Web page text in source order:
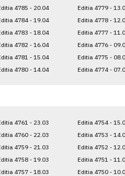
4785 - 20.04
4784 - 19.04
4783 - 18.04
4782 - 16.04
4781 - 15.04
4780 - 14.04
Editia 4779 -
Editia 4778 -
Editia 4777 -
Editia 4776 -
Editia 4775 -
Editia 4774 -
4761 - 23.03
4760 - 22.03
4759 - 21.03
4758 - 19.03
4757 - 18.03
Editia 4754 -
Editia 4753 -
Editia 4752 -
Editia 4751 -
Editia 4750 -